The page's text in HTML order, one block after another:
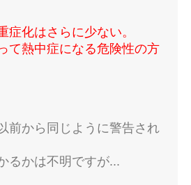
症化はさらに少ない。
て熱中症になる危険性の方
前から同じように警告され
るかは不明ですが...